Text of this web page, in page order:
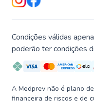
Condições válidas
poderão ter condições
A Medprev não é plano
financeira de riscos e de